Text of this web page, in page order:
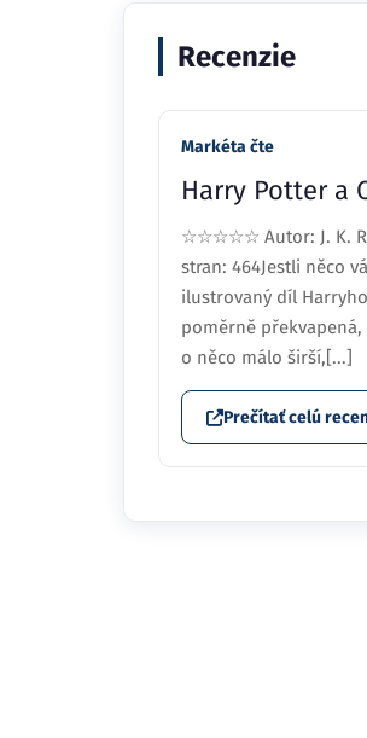
Recenzie
Markéta čte
Harry Potter a
☆☆☆☆☆ Autor: J. K.
stran: 464Jestli něco
ilustrovaný díl Harryho
poměrně
o něco málo širší,[...]
Prečítať celú